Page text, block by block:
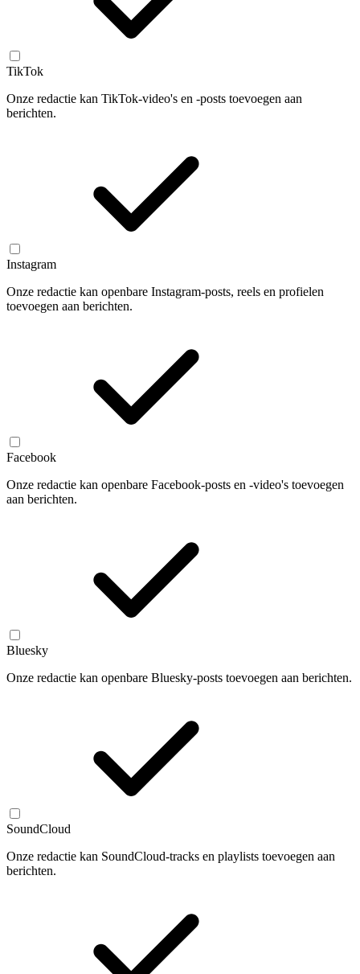
TikTok
Onze redactie kan TikTok-video's en -posts toevoegen aan
berichten.
Instagram
Onze redactie kan openbare Instagram-posts, reels en profielen
toevoegen aan berichten.
Facebook
Onze redactie kan openbare Facebook-posts en -video's toevoegen
aan berichten.
Bluesky
Onze redactie kan openbare Bluesky-posts toevoegen aan berichten.
SoundCloud
Onze redactie kan SoundCloud-tracks en playlists toevoegen aan
berichten.